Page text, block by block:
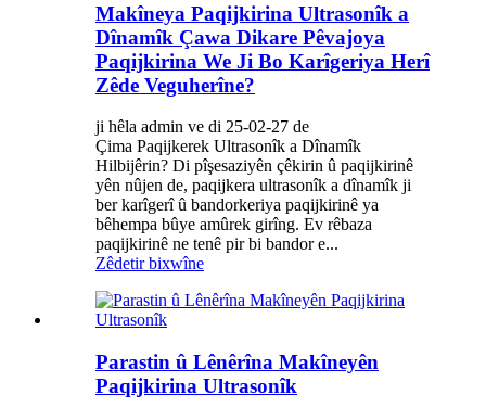
Makîneya Paqijkirina Ultrasonîk a
Dînamîk Çawa Dikare Pêvajoya
Paqijkirina We Ji Bo Karîgeriya Herî
Zêde Veguherîne?
ji hêla admin ve di 25-02-27 de
Çima Paqijkerek Ultrasonîk a Dînamîk
Hilbijêrin? Di pîşesaziyên çêkirin û paqijkirinê
yên nûjen de, paqijkera ultrasonîk a dînamîk ji
ber karîgerî û bandorkeriya paqijkirinê ya
bêhempa bûye amûrek girîng. Ev rêbaza
paqijkirinê ne tenê pir bi bandor e...
Zêdetir bixwîne
Parastin û Lênêrîna Makîneyên
Paqijkirina Ultrasonîk